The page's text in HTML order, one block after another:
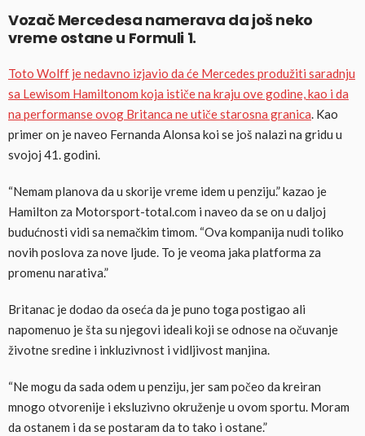
Vozač Mercedesa namerava da još neko
vreme ostane u Formuli 1.
Toto Wolff je nedavno izjavio da će Mercedes produžiti saradnju
sa Lewisom Hamiltonom koja ističe na kraju ove godine, kao i da
na performanse ovog Britanca ne utiče starosna granica. Kao
primer on je naveo Fernanda Alonsa koi se još nalazi na gridu u
svojoj 41. godini.
“Nemam planova da u skorije vreme idem u penziju.” kazao je
Hamilton za Motorsport-total.com i naveo da se on u daljoj
budućnosti vidi sa nemačkim timom. “Ova kompanija nudi toliko
novih poslova za nove ljude. To je veoma jaka platforma za
promenu narativa.”
Britanac je dodao da oseća da je puno toga postigao ali
napomenuo je šta su njegovi ideali koji se odnose na očuvanje
životne sredine i inkluzivnost i vidljivost manjina.
“Ne mogu da sada odem u penziju, jer sam počeo da kreiran
mnogo otvorenije i eksluzivno okruženje u ovom sportu. Moram
da ostanem i da se postaram da to tako i ostane.”